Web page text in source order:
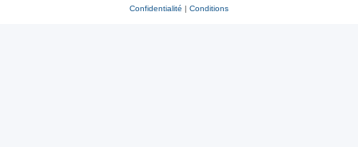
Confidentialité | Conditions